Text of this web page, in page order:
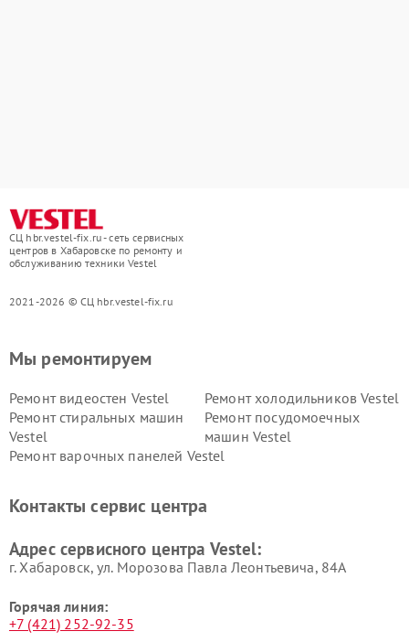
СЦ hbr.vestel-fix.ru - сеть сервисных
центров в Хабаровске по ремонту и
обслуживанию техники Vestel
2021-2026 © СЦ hbr.vestel-fix.ru
Мы ремонтируем
Ремонт видеостен Vestel
Ремонт холодильников Vestel
Ремонт стиральных машин
Vestel
Ремонт посудомоечных
машин Vestel
Ремонт варочных панелей Vestel
Контакты сервис центра
Адрес сервисного центра Vestel:
г. Хабаровск, ул. Морозова Павла Леонтьевича, 84А
Горячая линия:
+7 (421) 252-92-35